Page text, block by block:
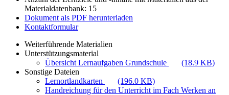
Materialdatenbank: 15
Dokument als PDF herunterladen
Kontaktformular
Weiterführende Materialien
Unterstützungsmaterial
Übersicht Lernaufgaben Grundschule
(18.9 KB)
Sonstige Dateien
Lernortlandkarten
(196.0 KB)
Handreichung für den Unterricht im Fach Werken an